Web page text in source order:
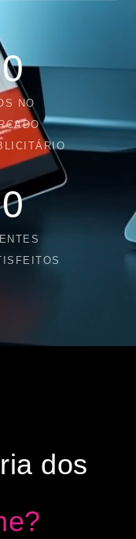
0
NO
0
dos